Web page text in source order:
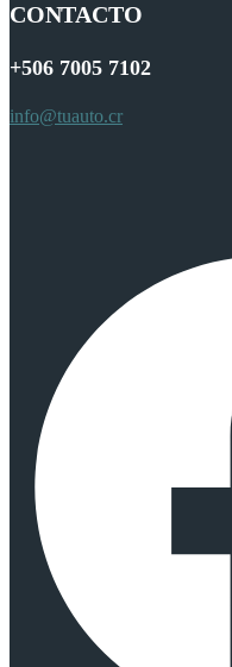
CONTACTO
+506 7005 7102
info@tuauto.cr